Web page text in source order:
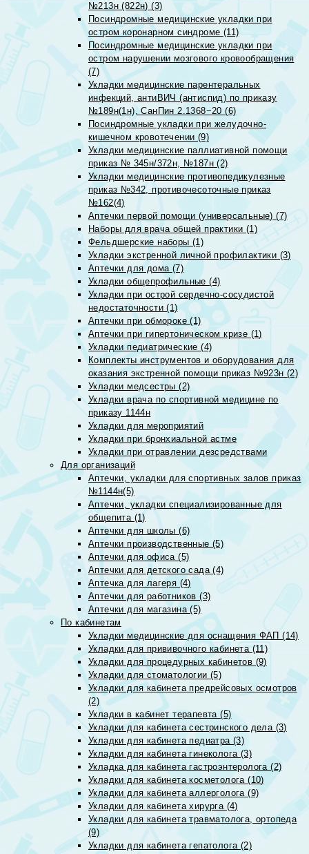
№213н (822н) (3)
Посиндромные медицинские укладки при
остром коронарном синдроме (11)
Посиндромные медицинские укладки при
остром нарушении мозгового кровообращения
(7)
Укладки медицинские парентеральных
инфекций, антиВИЧ (антиспид) по приказу
№189н(1н), СанПин 2.1368−20 (6)
Посиндромные укладки при желудочно-
кишечном кровотечении (9)
Укладки медицинские паллиативной помощи
приказ № 345н/372н, №187н (2)
Укладки медицинские противопедикулезные
приказ №342, противочесоточные приказ
№162(4)
Аптечки первой помощи (универсальные) (7)
Наборы для врача общей практики (1)
Фельдшерские наборы (1)
Укладки экстренной личной профилактики (3)
Аптечки для дома (7)
Укладки общепрофильные (4)
Укладки при острой сердечно-сосудистой
недостаточности (1)
Аптечки при обмороке (1)
Аптечки при гипертоническом кризе (1)
Укладки педиатрические (4)
Комплекты инструментов и оборудования для
оказания экстренной помощи приказ №923н (2)
Укладки медсестры (2)
Укладки врача по спортивной медицине по
приказу 1144н
Укладки для мероприятий
Укладки при бронхиальной астме
Укладки при отравлении дезсредствами
Для организаций
Аптечки, укладки для спортивных залов приказ
№1144н(5)
Аптечки, укладки специализированные для
общепита (1)
Аптечки для школы (6)
Аптечки производственные (5)
Аптечки для офиса (5)
Аптечки для детского сада (4)
Аптечка для лагеря (4)
Аптечки для работников (3)
Аптечки для магазина (5)
По кабинетам
Укладки медицинские для оснащения ФАП (14)
Укладки для прививочного кабинета (11)
Укладки для процедурных кабинетов (9)
Укладки для стоматологии (5)
Укладки для кабинета предрейсовых осмотров
(2)
Укладки в кабинет терапевта (5)
Укладки для кабинета сестринского дела (3)
Укладки для кабинета педиатра (3)
Укладки для кабинета гинеколога (3)
Укладка для кабинета гастроэнтеролога (2)
Укладки для кабинета косметолога (10)
Укладки для кабинета аллерголога (9)
Укладки для кабинета хирурга (4)
Укладки для кабинета травматолога, ортопеда
(9)
Укладки для кабинета гепатолога (2)